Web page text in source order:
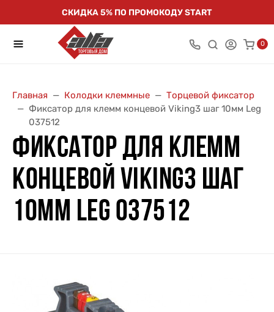
СКИДКА 5% ПО ПРОМОКОДУ START
0
Главная Колодки клеммные
Торцевой фиксатор
Фиксатор для клемм концевой Viking3 шаг 10мм Leg
037512
ФИКСАТОР ДЛЯ КЛЕММ
КОНЦЕВОЙ VIKING3 ШАГ
10ММ LEG 037512